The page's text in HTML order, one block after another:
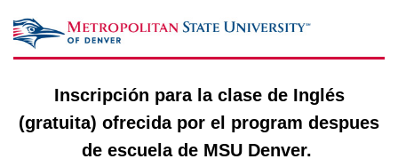
Inscripción para la clase de Inglés
(gratuita) ofrecida por el program despues
de escuela de MSU Denver.